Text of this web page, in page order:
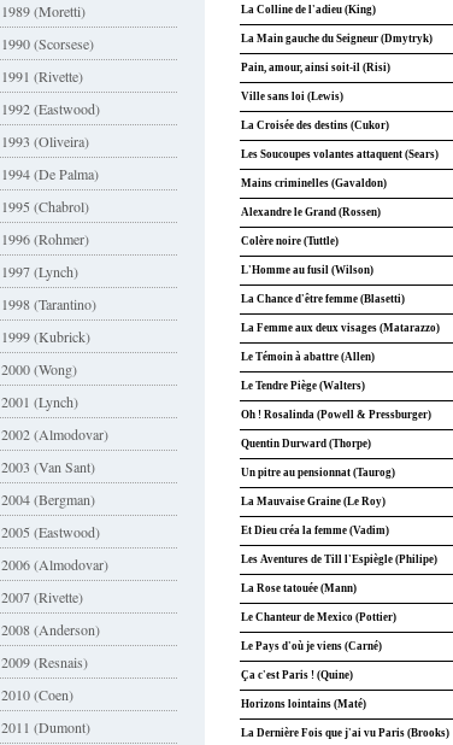
1989 (Moretti)
1990 (Scorsese)
1991 (Rivette)
1992 (Eastwood)
1993 (Oliveira)
1994 (De Palma)
1995 (Chabrol)
1996 (Rohmer)
1997 (Lynch)
1998 (Tarantino)
1999 (Kubrick)
2000 (Wong)
2001 (Lynch)
2002 (Almodovar)
2003 (Van Sant)
2004 (Bergman)
2005 (Eastwood)
2006 (Almodovar)
2007 (Rivette)
2008 (Anderson)
2009 (Resnais)
2010 (Coen)
2011 (Dumont)
La Colline de l'adieu (King)
La Main gauche du Seigneur (Dmytryk)
Pain, amour, ainsi soit-il (Risi)
Ville sans loi (Lewis)
La Croisée des destins (Cukor)
Les Soucoupes volantes attaquent (Sears)
Mains criminelles (Gavaldon)
Alexandre le Grand (Rossen)
Colère noire (Tuttle)
L'Homme au fusil (Wilson)
La Chance d'être femme (Blasetti)
La Femme aux deux visages (Matarazzo)
Le Témoin à abattre (Allen)
Le Tendre Piège (Walters)
Oh ! Rosalinda (Powell & Pressburger)
Quentin Durward (Thorpe)
Un pitre au pensionnat (Taurog)
La Mauvaise Graine (Le Roy)
Et Dieu créa la femme (Vadim)
Les Aventures de Till l'Espiègle (Philipe)
La Rose tatouée (Mann)
Le Chanteur de Mexico (Pottier)
Le Pays d'où je viens (Carné)
Ça c'est Paris ! (Quine)
Horizons lointains (Maté)
La Dernière Fois que j'ai vu Paris (Brooks)